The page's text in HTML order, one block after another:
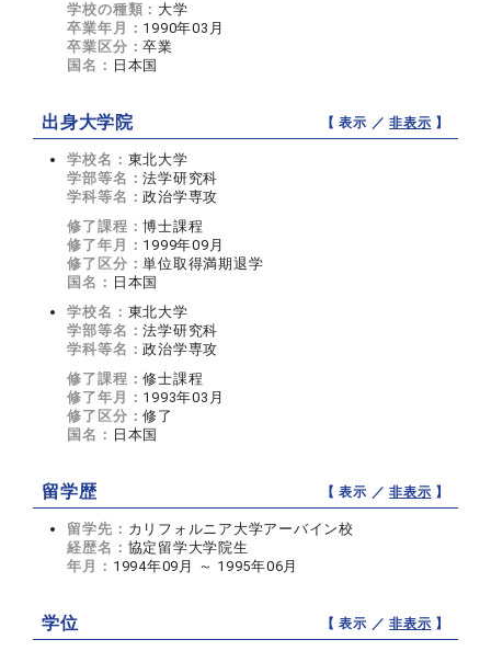
学校の種類： 大学
卒業年月： 1990年03月
卒業区分：卒業
国名： 日本国
出身大学院 【 表示 ／非表示 】
学校名： 東北大学
学部等名：法学研究科
学科等名：政治学専攻
修了課程：博士課程
修了年月： 1999年09月
修了区分：単位取得満期退学
国名： 日本国
学校名： 東北大学
学部等名：法学研究科
学科等名：政治学専攻
修了課程：修士課程
修了年月： 1993年03月
修了区分：修了
国名： 日本国
留学歴 【 表示 ／非表示 】
留学先： カリフォルニア大学アーバイン校
経歴名： 協定留学大学院生
年月： 1994年09月 ～ 1995年06月
学位 【 表示 ／非表示 】